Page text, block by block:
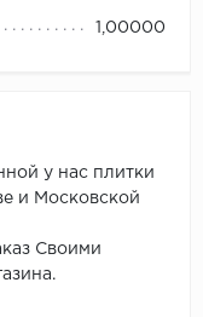
1,00000
у нас плитки
и Московской
Своими